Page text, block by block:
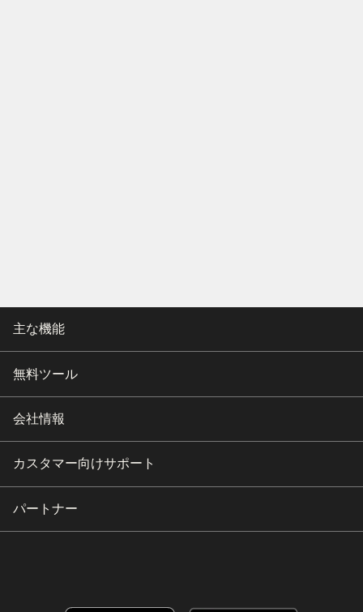
主な機能
無料ツール
会社情報
カスタマー向けサポート
パートナー